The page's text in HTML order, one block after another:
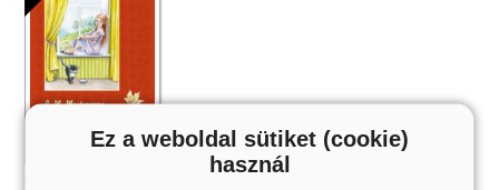
Ez a weboldal sütiket (cookie)
használ